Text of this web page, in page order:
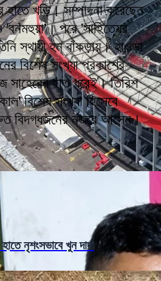
হাতে খড়ি। সম্পাদনা করেছেন
পরে 'সাহিত্যের
স্থায়ী হন বাঁকড়ায়। হাওড়া
বিশেষ সংখ্যা প্রকাশের
হাত ধরেই। তিরিশ
বিশেষ সংখ্যা হিসেবে
বিদগ্ধজনের নজরে আসেন।
নৃশংসভাবে খুন দাদা